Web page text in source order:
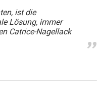
ist die
Lösung, immer
Catrice-Nagellack